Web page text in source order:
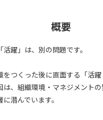
概要
活躍」は、別の問題です。
をつくった後に直面する「活躍
は、組織環境・マネジメント
潜んでいます。